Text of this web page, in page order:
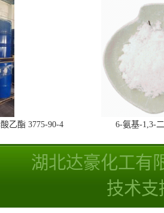
乙酯 3775-90-4 6-氨基-1,3-
湖北达豪化工有
技术